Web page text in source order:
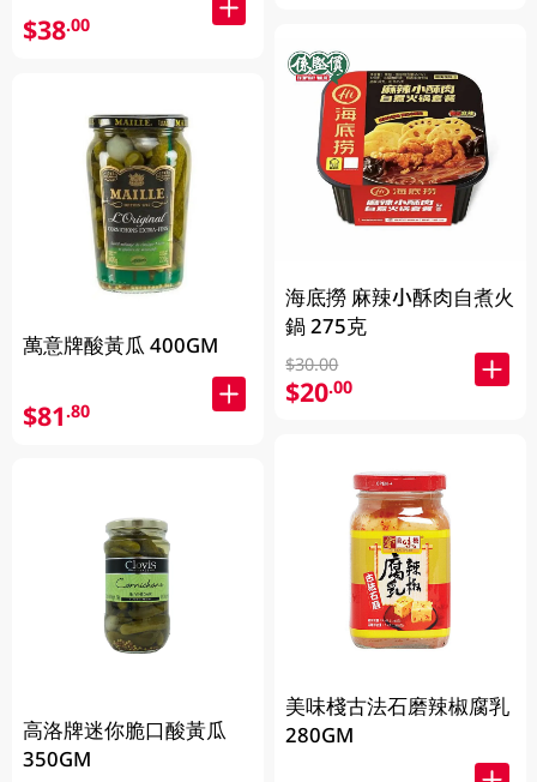
$38.00
萬意牌酸黃瓜 400GM
$81.80
高洛牌迷你脆口酸黃瓜
350GM
海底撈 麻辣小酥肉自煮火
鍋 275克
$30.00
$20.00
美味棧古法石磨辣椒腐乳
280GM